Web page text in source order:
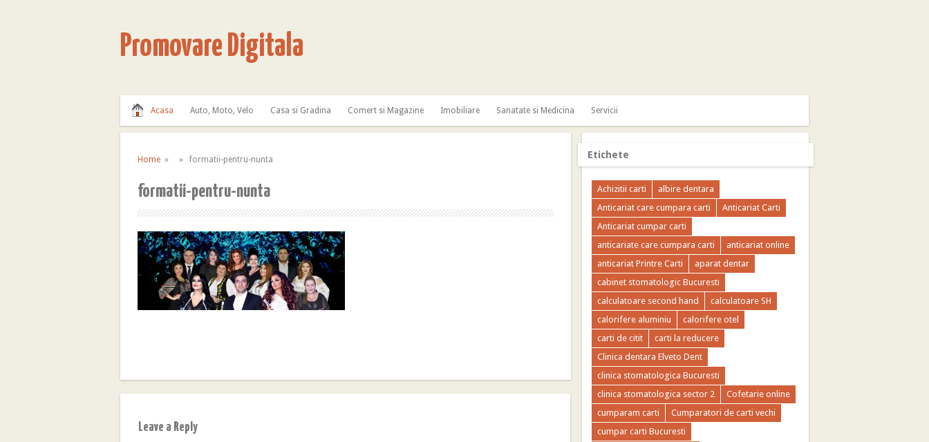
Promovare Digitala
Acasa Auto, Moto, Velo Casa si Gradina Comert si Magazine Imobiliare Sanatate si Medicina Servicii
Home » » formatii-pentru-nunta
formatii-pentru-nunta
Leave a Reply
Etichete
Achizitii carti
albire dentara
Anticariat care cumpara carti
Anticariat Carti
Anticariat cumpar carti
anticariate care cumpara carti
anticariat online
anticariat Printre Carti
aparat dentar
cabinet stomatologic Bucuresti
calculatoare second hand
calculatoare SH
calorifere aluminiu
calorifere otel
carti de citit
carti la reducere
Clinica dentara Elveto Dent
clinica stomatologica Bucuresti
clinica stomatologica sector 2
Cofetarie online
cumparam carti
Cumparatori de carti vechi
cumpar carti Bucuresti